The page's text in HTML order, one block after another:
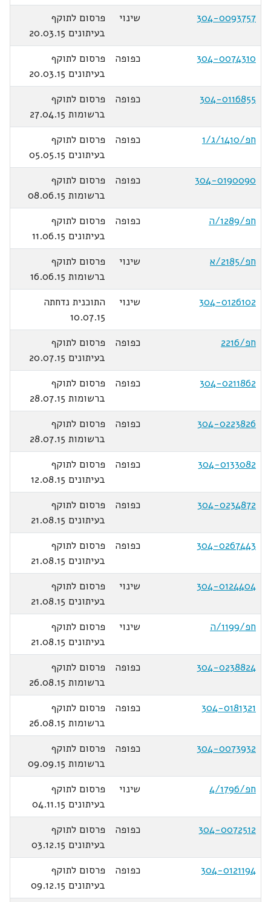
304-0093757
שינוי
פרסום לתוקף
בעיתונים 20.03.15
304-0074310
כפופה
פרסום לתוקף
בעיתונים 20.03.15
304-0116855
כפופה
פרסום לתוקף
ברשומות 27.04.15
חפ/1410/ג/1
כפופה
פרסום לתוקף
בעיתונים 05.05.15
304-0190090
כפופה
פרסום לתוקף
ברשומות 08.06.15
חפ/1289/ה
כפופה
פרסום לתוקף
בעיתונים 11.06.15
חפ/2185/א
שינוי
פרסום לתוקף
ברשומות 16.06.15
304-0126102
שינוי
התוכנית נדחתה
10.07.15
חפ/2216
כפופה
פרסום לתוקף
בעיתונים 20.07.15
304-0211862
כפופה
פרסום לתוקף
ברשומות 28.07.15
304-0223826
כפופה
פרסום לתוקף
ברשומות 28.07.15
304-0133082
כפופה
פרסום לתוקף
בעיתונים 12.08.15
304-0234872
כפופה
פרסום לתוקף
בעיתונים 21.08.15
304-0267443
כפופה
פרסום לתוקף
בעיתונים 21.08.15
304-0124404
שינוי
פרסום לתוקף
בעיתונים 21.08.15
חפ/1199/ה
שינוי
פרסום לתוקף
בעיתונים 21.08.15
304-0238824
כפופה
פרסום לתוקף
ברשומות 26.08.15
304-0181321
כפופה
פרסום לתוקף
ברשומות 26.08.15
304-0073932
כפופה
פרסום לתוקף
ברשומות 09.09.15
חפ/4/1796
שינוי
פרסום לתוקף
בעיתונים 04.11.15
304-0072512
כפופה
פרסום לתוקף
בעיתונים 03.12.15
304-0121194
כפופה
פרסום לתוקף
בעיתונים 09.12.15